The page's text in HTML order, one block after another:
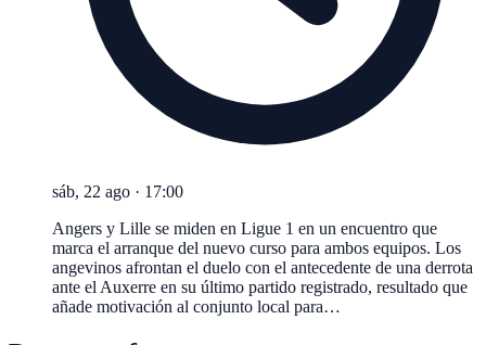
sáb, 22 ago · 17:00
Angers y Lille se miden en Ligue 1 en un encuentro que
marca el arranque del nuevo curso para ambos equipos. Los
angevinos afrontan el duelo con el antecedente de una derrota
ante el Auxerre en su último partido registrado, resultado que
añade motivación al conjunto local para…